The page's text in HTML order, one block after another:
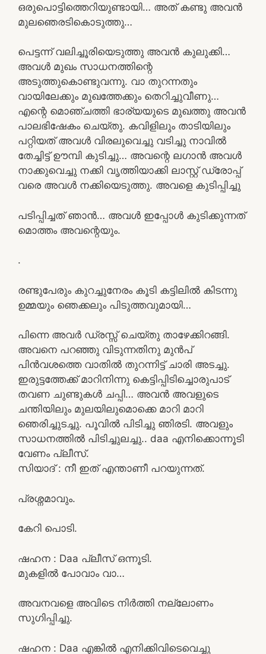
ഒരുപൊട്ടിത്തെറിയുണ്ടായി… അത് കണ്ടു അവൻ
മുലഞെരടികൊടുത്തു…
പെട്ടന്ന് വലിച്ചൂരിയെടുത്തു അവൻ കുലുക്കി…
അവൾ മുഖം സാധനത്തിന്റെ
അടുത്തുകൊണ്ടുവന്നു. വാ തുറന്നതും
വായിലേക്കും മുഖത്തേക്കും തെറിച്ചുവീണു…
എന്റെ മൊഞ്ചത്തി ഭാര്യയുടെ മുഖത്തു അവൻ
പാലഭിഷേകം ചെയ്തു. കവിളിലും താടിയിലും
പറ്റിയത് അവൾ വിരലുവെച്ചു വടിച്ചു നാവിൽ
തേച്ചിട്ട് ഊമ്പി കുടിച്ചു… അവന്റെ ലഗാൻ അവൾ
നാക്കുവെച്ചു നക്കി വൃത്തിയാക്കി ലാസ്റ്റ് ഡ്രോപ്പ്
വരെ അവൾ നക്കിയെടുത്തു. അവളെ കുടിപ്പിച്ചു
പടിപ്പിച്ചത് ഞാൻ… അവൾ ഇപ്പോൾ കുടിക്കുന്നത്
മൊത്തം അവന്റെയും.
.
രണ്ടുപേരും കുറച്ചുനേരം കൂടി കട്ടിലിൽ കിടന്നു
ഉമ്മയും ഞെക്കലും പിടുത്തവുമായി…
പിന്നെ അവർ ഡ്രസ്സ് ചെയ്തു താഴേക്കിറങ്ങി.
അവനെ പറഞ്ഞു വിടുന്നതിനു മുൻപ്
പിൻവശത്തെ വാതിൽ തുറന്നിട്ട് ചാരി അടച്ചു.
ഇരുട്ടത്തേക്ക് മാറിനിന്നു കെട്ടിപ്പിടിച്ചൊരുപാട്
തവണ ചുണ്ടുകൾ ചപ്പി… അവൻ അവളുടെ
ചന്തിയിലും മുലയിലുമൊക്കെ മാറി മാറി
ഞെരിച്ചുടച്ചു. പൂവിൽ പിടിച്ചു ഞിരടി. അവളും
സാധനത്തിൽ പിടിച്ചുലച്ചു.. daa എനിക്കൊന്നൂടി
വേണം പ്ലീസ്.
സിയാദ്‌ : നീ ഇത് എന്താണീ പറയുന്നത്.
പ്രശ്നമാവും.
കേറി പൊടി.
ഷഹന : Daa പ്ലീസ് ഒന്നൂടി.
മുകളിൽ പോവാം വാ…
അവനവളെ അവിടെ നിർത്തി നല്ലോണം
സുഗിപ്പിച്ചു.
ഷഹന : Daa എങ്കിൽ എനിക്കിവിടെവെച്ചു